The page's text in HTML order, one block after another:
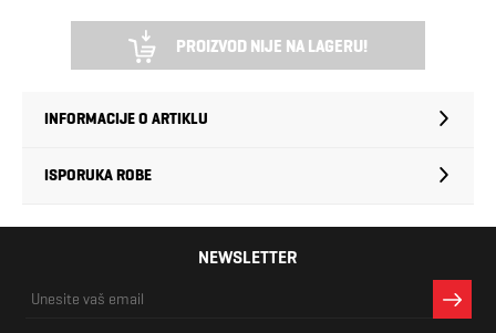
PROIZVOD NIJE NA LAGERU!
INFORMACIJE O ARTIKLU
ISPORUKA ROBE
NEWSLETTER